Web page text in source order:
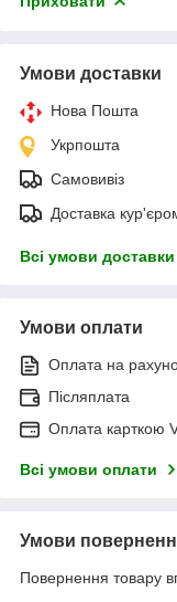
Умови доставки
Нова Пошта
Укрпошта
Самовивіз
Доставка
Всі умови доставки
Умови оплати
Оплата на
Післяплата
Оплата карткою
Всі умови оплати
Умови
Повернення товару